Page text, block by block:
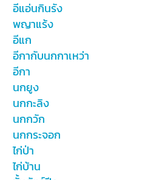
อีแอ่นกินรัง
พญาแร้ง
อีแก
อีกากับนกกาเหว่า
อีกา
นกยูง
นกกะลิง
นกกวัก
นกกระจอก
ไก่ป่า
ไก่บ้าน